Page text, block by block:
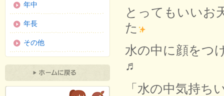
とってもいいお
た
水の中に顔をつ
♬
「水の中気持
年中
年長
その他